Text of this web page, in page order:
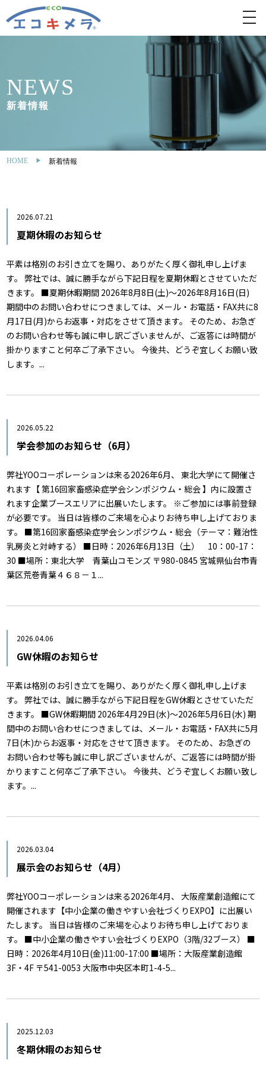
NEWS
新着情報
HOME 新着情報
2026.07.21
夏期休暇のお知らせ
平素は格別のお引き立てを賜り、ありがたく厚く御礼申し上げま
す。 弊社では、誠に勝手ながら下記日程を夏期休暇とさせていただ
きます。 ■夏期休暇期間 2026年8月8日(土)～2026年8月16日(日)
期間中のお問い合わせにつきましては、メール・お電話・FAX共に8
月17日(月)からお返事・対応をさせて頂きます。 そのため、お急ぎ
のお問い合わせ等も誠に申し訳ございませんが、ご返答には時間が
掛かりますこと何卒ご了承下さい。 今後共、どうぞ宜しくお願い致
します。...
2026.05.22
学会参加のお知らせ（6月）
弊社YOOコーポレーションは来る2026年6月、 東北大学にて開催さ
れます【 第16回家畜感染症学会シンポジウム・総会 】内に設置さ
れます企業ブースエリアに出展いたします。 ※ご参加には事前登録
が必要です。 当日は皆様のご来場を心よりお待ち申し上げておりま
す。 ■第16回家畜感染症学会シンポジウム・総会（テーマ：難治性
乳房炎と対峙する） ■日時：2026年6月13日（土） 10：00-17：
30 ■場所：東北大学 青葉山コモンズ 〒980-0845 宮城県仙台市青
葉区荒巻青葉４６８－１...
2026.04.06
GW休暇のお知らせ
平素は格別のお引き立てを賜り、ありがたく厚く御礼申し上げま
す。 弊社では、誠に勝手ながら下記日程をGW休暇とさせていただ
きます。 ■GW休暇期間 2026年4月29日(水)～2026年5月6日(水) 期
間中のお問い合わせにつきましては、メール・お電話・FAX共に5月
7日(木)からお返事・対応をさせて頂きます。 そのため、お急ぎの
お問い合わせ等も誠に申し訳ございませんが、ご返答には時間が掛
かりますこと何卒ご了承下さい。 今後共、どうぞ宜しくお願い致し
ます。...
2026.03.04
展示会のお知らせ（4月）
弊社YOOコーポレーションは来る2026年4月、 大阪産業創造館にて
開催されます【中小企業の働きやすい会社づくりEXPO】に出展い
たします。 当日は皆様のご来場を心よりお待ち申し上げておりま
す。 ■中小企業の働きやすい会社づくりEXPO（3階/32ブース） ■
日時：2026年4月10日(金)11:00-17:00 ■場所：大阪産業創造館
3F・4F 〒541-0053 大阪市中央区本町1-4-5...
2025.12.03
冬期休暇のお知らせ